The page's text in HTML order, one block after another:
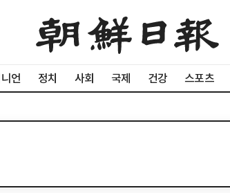
언 정치 사회 국제 건강 스포츠